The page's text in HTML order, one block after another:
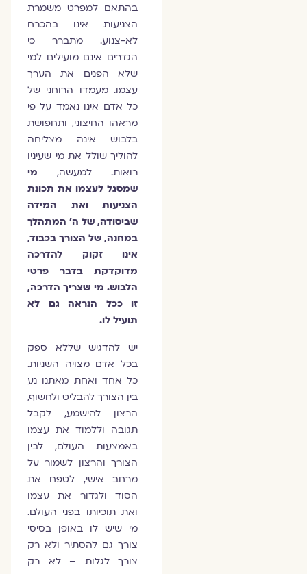
בהתאם למפרט משמרת
הצניעות אינו בהכרח
לא-צנוע. מתברר כי
הגדרים אינם מועילים למי
שלא הפנים את הערך
עצמו. מעמדו הרוחני של
כל אדם אינו נאמד על פי
מראהו החיצוני, ותחפושת
בלבוש אינה מצליחה
להוליך שולל את מי שעיניו
רואות. למעשה,
מי
שמסגל לעצמו את תכונת
הצניעות ואת המידה
שביסודה, של ה' המתהלך
במחנה, של הצורך בכבוד,
אינו זקוק להדרכה
מדוקדקת בדבר פרטי
הלבוש. מי שצריך הדרכה,
זו ככל הנראה גם לא
תועיל לו.
יש להדגיש שללא ספק
בכל אדם מצויה השניות.
כל אחד ואחת מאתנו נע
בין הצורך להבליט ולחשוף,
הרצון להישמע, לקבל
תגובה וללמוד את עצמו
באמצעות העולם, לבין
הצורך והרצון לשמור על
מרחב אישי, לטפח את
הסוד ולגדור את עצמו
ואת תוכיותו בפני העולם.
מי שיש לו באופן בסיסי
צורך גם להסתיר ולא רק
צורך לגלות – לא רק